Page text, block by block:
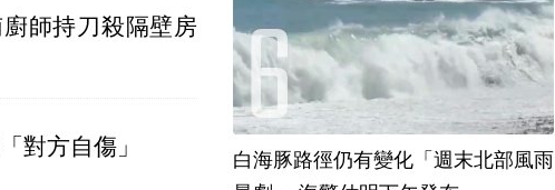
師持刀殺隔壁房
對方自傷」
白海豚路徑仍有變化「週末北部風雨